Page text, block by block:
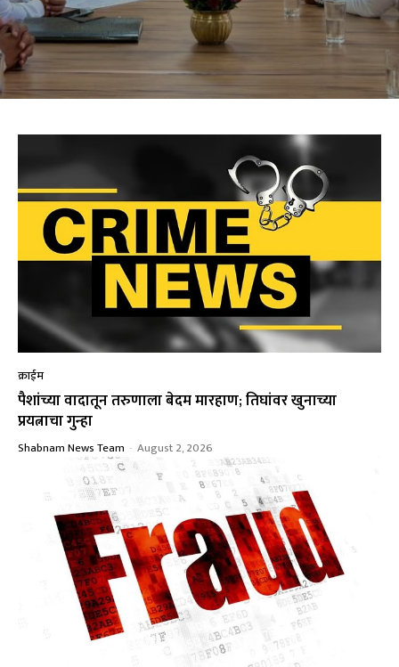
क्राईम
पैशांच्या वादातून तरुणाला बेदम मारहाण; तिघांवर खुनाच्या
प्रयत्नाचा गुन्हा
Shabnam News Team - August 2, 2026